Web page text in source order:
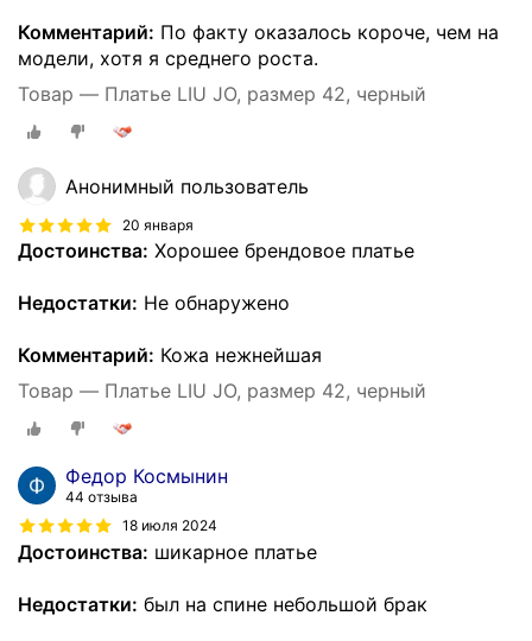
Комментарий: По факту оказалось короче, чем на
модели, хотя я среднего роста.
Товар — Платье LIU JO, размер 42, черный
Анонимный пользователь
20 января
Достоинства: Хорошее брендовое платье
Недостатки: Не обнаружено
Комментарий: Кожа нежнейшая
Товар — Платье LIU JO, размер 42, черный
Федор Космынин
44 отзыва
18 июля 2024
Достоинства: шикарное платье
Недостатки: был на спине небольшой брак